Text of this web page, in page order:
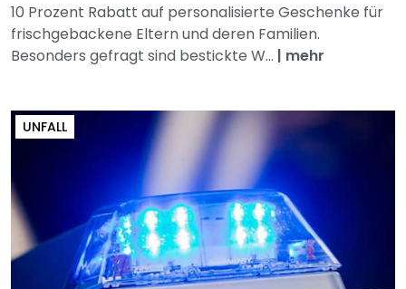
10 Prozent Rabatt auf personalisierte Geschenke für
frischgebackene Eltern und deren Familien.
Besonders gefragt sind bestickte W... | mehr
UNFALL